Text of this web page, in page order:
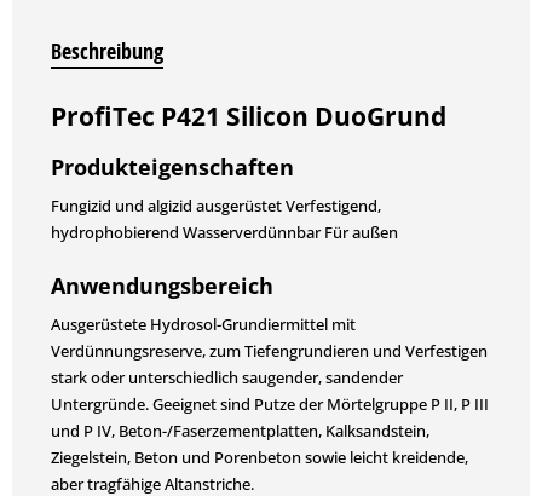
Beschreibung
ProfiTec P421 Silicon DuoGrund
Produkteigenschaften
Fungizid und algizid ausgerüstet Verfestigend,
hydrophobierend Wasserverdünnbar Für außen
Anwendungsbereich
Ausgerüstete Hydrosol-Grundiermittel mit
Verdünnungsreserve, zum Tiefengrundieren und Verfestigen
stark oder unterschiedlich saugender, sandender
Untergründe. Geeignet sind Putze der Mörtelgruppe P II, P III
und P IV, Beton-/Faserzementplatten, Kalksandstein,
Ziegelstein, Beton und Porenbeton sowie leicht kreidende,
aber tragfähige Altanstriche.